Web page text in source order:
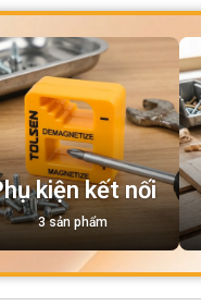
kiện kết nối
3 sản phẩm